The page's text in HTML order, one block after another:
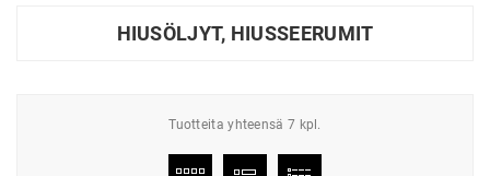
HIUSÖLJYT, HIUSSEERUMIT
Tuotteita yhteensä 7 kpl.